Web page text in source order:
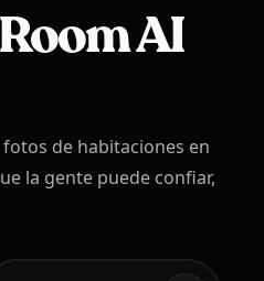
AI
de habitaciones en
la gente puede confiar,